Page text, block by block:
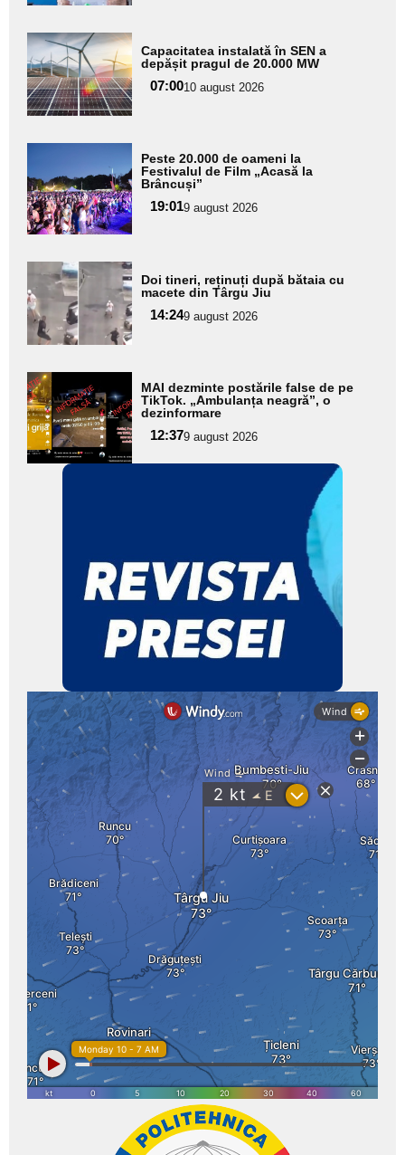
Adaugă
aici textul
pentru
subtitlu
Capacitatea instalată în SEN a
depășit pragul de 20.000 MW
07:0010 august 2026
aici textul
pentru
subtitlu
Peste 20.000 de oameni la
Festivalul de Film „Acasă la
Brâncuși”
19:019 august 2026
Adaugă
aici textul
pentru
subtitlu
Doi tineri, reținuți după bătaia cu
macete din Târgu Jiu
14:249 august 2026
Adaugă
aici textul
pentru
subtitlu
MAI dezminte postările false de pe
TikTok. „Ambulanța neagră”, o
dezinformare
12:379 august 2026